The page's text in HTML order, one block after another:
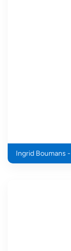
Ingrid Boumans